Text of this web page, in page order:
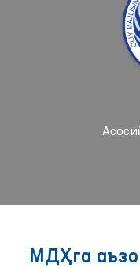
МДҲга